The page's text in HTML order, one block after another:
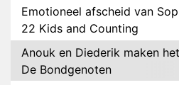
Emotioneel afscheid van
22 Kids and Counting
Anouk en Diederik maken
De Bondgenoten